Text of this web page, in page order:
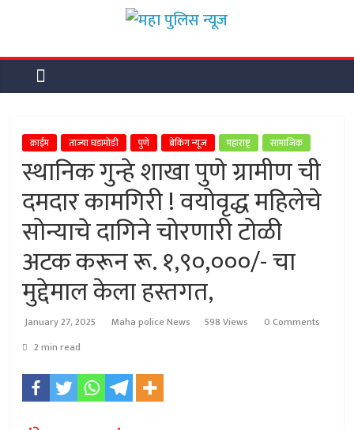
content
महा
पुलिस
न्यूज
महा
पुलिस
न्यूज
क्राईम ताज्या घडामोडी पुणे ब्रेकिंग न्यूज महाराष्ट्र सामाजिक
स्थानिक गुन्हे शाखा पुणे ग्रामीण ची
दमदार कामगिरी ! वयोवृद्ध महिलेचे
सोन्याचे दागिने चोरणारी टोळी
अटक करून रू. १,९०,०००/- चा
मुद्देमाल केला हस्तगत,
January 27, 2025 Maha police News 598 Views
0 Comments
2 min read